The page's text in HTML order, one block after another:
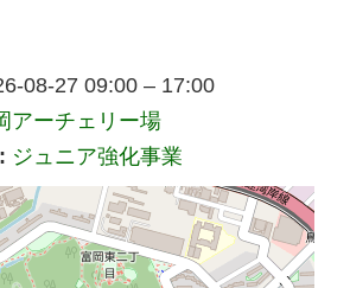
08-27 09:00 – 17:00
アーチェリー場
ジュニア強化事業